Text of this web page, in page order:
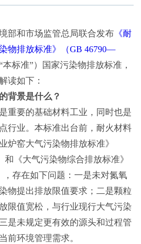
和市场监管总局联合发布《耐
物排放标准》（GB 46790—
本标准”）国家污染物排放标准，
读如下：
背景是什么？
要的基础材料工业，同时也是
行业。本标准出台前，耐火材料
炉窑大气污染物排放标准》
和《大气污染物综合排放标准》
，存在如下问题：一是未对氮氧
物提出排放限值要求；二是颗粒
限值宽松，与行业现行大气污染
是未规定更有效的源头和过程管
前环境管理需求。